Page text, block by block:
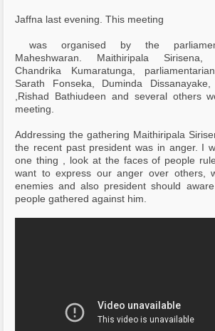
Jaffna last evening. This meeting
was organised by the
Maheshwaran. Maithiripala
Chandrika Kumaratunga,
Sarath Fonseka, Duminda
,Rishad Bathiudeen and several others
meeting.
Addressing the gathering Maithiripala
the recent past president was in anger. I
one thing , look at the faces of people
want to express our anger over others,
enemies and also president should
people gathered against him.